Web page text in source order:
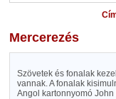
mercerezés
Szövetek és fonalak
vannak. A fonalak
Angol kartonnyomó